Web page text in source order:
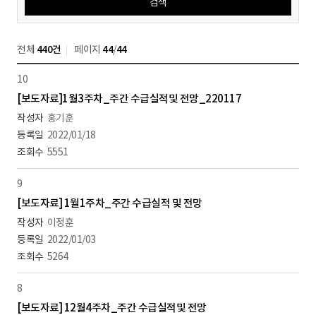
전체 440건 페이지 44/44
10
[보도자료]1월3주차_주간 수급실적및 전망_220117
홍기훈
2022/01/18
5551
9
[보도자료] 1월1주차_주간 수급실적 및 전망
이정훈
2022/01/03
5264
8
[보도자료] 12월4주차_주간 수급실적및 전망